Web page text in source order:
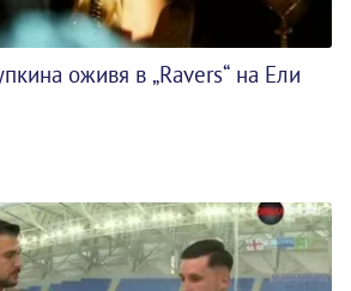
оживя в „Ravers“ на Ели